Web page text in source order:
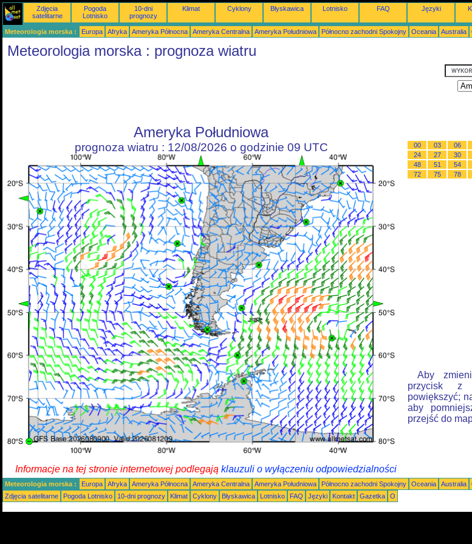
Zdjęcia
satelitarne
Pogoda
Lotnisko
10-dni
prognozy
Klimat Cyklony Błyskawica Lotnisko FAQ Języki
Meteorologia morska : Europa Afryka Ameryka Północna Ameryka Centralna Ameryka Południowa Północno zachodni Spokojny Oceania Australia
Meteorologia morska : prognoza wiatru
Ameryka Południowa
prognoza wiatru : 12/08/2026 o godzinie 09 UTC 00 03 06
24
27 30
48
51 54
72
75 78
Aby
przycisk z
powiększyć;
aby
przejść do
Informacje na tej stronie internetowej podlegają klauzuli o wyłączeniu odpowiedzialności
Meteorologia morska : Europa Afryka Ameryka Północna Ameryka Centralna Ameryka Południowa Północno zachodni Spokojny Oceania Australia
Zdjęcia satelitarne
Pogoda Lotnisko 10-dni prognozy Klimat Cyklony Błyskawica Lotnisko FAQ Języki Kontakt Gazetka O